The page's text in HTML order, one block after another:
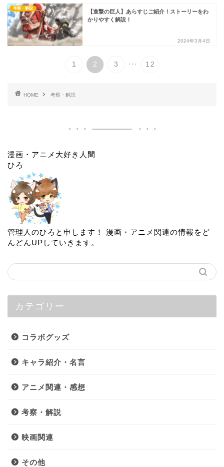
考察・解説
【進撃の巨人】あらすじご紹介！ストーリーをわ
かりやすく解説！
2024年3月4日
1 2 3 ... 12
HOME 考察・解説
漫画・アニメ大好き人間
ひろ
管理人のひろと申します！ 漫画・アニメ関連の情報をど
んどんUPしていきます。
カテゴリー
コラボグッズ
キャラ紹介・名言
アニメ関連・感想
考察・解説
映画関連
その他